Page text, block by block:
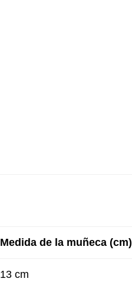
Medida de la muñeca (cm)
13 cm